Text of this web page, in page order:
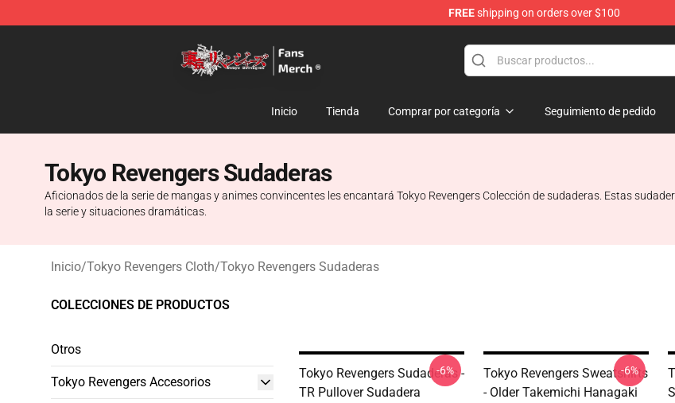
FREEshipping on orders over $100
Inicio Tienda Comprar por categoría Seguimiento de pedido
Tokyo Revengers Sudaderas
Aficionados de la serie de mangas y animes convincentes les encantará Tokyo Revengers Colección de sudaderas. Estas
la serie y situaciones dramáticas.
Inicio/Tokyo Revengers Cloth/Tokyo Revengers Sudaderas
COLECCIONES DE PRODUCTOS
Otros
Tokyo Revengers Accesorios
Tokyo Revengers Sudaderas -
TR Pullover Sudadera
-6%
Tokyo Revengers Sweatshirts
- Older Takemichi Hanagaki
-6%